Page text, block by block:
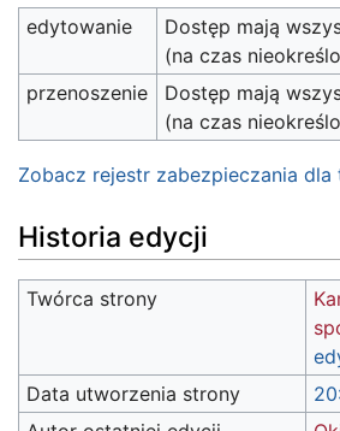
edytowanie
Dostęp mają
(na czas
przenoszenie
Dostęp mają
(na czas
Zobacz rejestr zabezpieczania dla
Historia edycji
Twórca strony
Data utworzenia strony